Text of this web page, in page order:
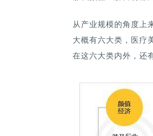
从产业规模的角度上
大概有六大类，医疗
在这六大类内外，还